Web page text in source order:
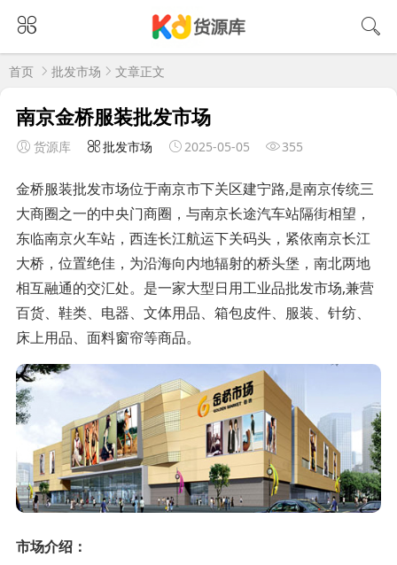
首页 批发市场 文章正文
南京金桥服装批发市场
货源库 批发市场 2025-05-05 355
金桥服装批发市场位于南京市下关区建宁路,是南京传统三
大商圈之一的中央门商圈，与南京长途汽车站隔街相望，
东临南京火车站，西连长江航运下关码头，紧依南京长江
大桥，位置绝佳，为沿海向内地辐射的桥头堡，南北两地
相互融通的交汇处。是一家大型日用工业品批发市场,兼营
百货、鞋类、电器、文体用品、箱包皮件、服装、针纺、
床上用品、面料窗帘等商品。
市场介绍：